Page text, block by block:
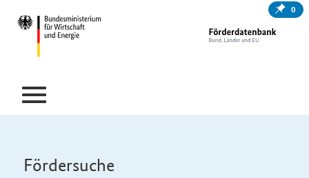
0
Fördersuche